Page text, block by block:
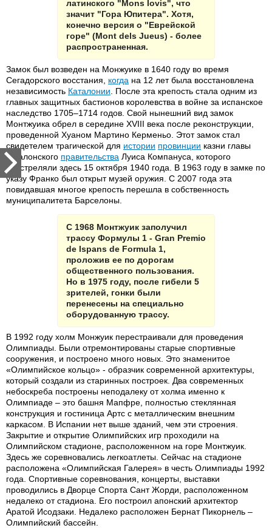
латинского "Mons Iovis", что
значит "Гора Юпитера". Хотя,
конечно версия о "Еврейской
горе" (Mont dels Jueus) - более
распространенная.
Замок был возведен на Монжуике в 1640 году во время
Сегадорского восстания, когда на 12 лет была восстановлена
независимость Каталонии . После эта крепость стала одним из
главных защитных бастионов королевства в войне за испанское
наследство 1705–1714 годов. Свой нынешний вид замок
Монтжуика обрел в середине XVIII века после реконструкции,
проведенной Хуаном Мартино Керменьо. Этот замок стал
свидетелем трагической для истории провинции казни главы
каталонского правительства Луиса Компануса, которого
расстреляли здесь 15 октября 1940 года. В 1963 году в замке по
указу Франко был открыт музей оружия. С 2007 года эта
повидавшая многое крепость перешла в собственность
муниципалитета Барселоны.
С 1968 Монтжуик заполучил
трассу Формулы 1 - Gran Premio
de Ispans de Formula 1,
проложив ее по дорогам
общественного пользования.
Но в 1975 году, после гибели 5
зрителей, гонки были
перенесены на специально
оборудованную трассу.
В 1992 году холм Монжуик перестраивали для проведения
Олимпиады. Были отремонтированы старые спортивные
сооружения, и построено много новых. Это знаменитое
«Олимпийское кольцо» - образчик современной архитектуры,
который создали из старинных построек. Два современных
небоскреба построены неподалеку от холма именно к
Олимпиаде – это башня Мапфре, полностью стеклянная
конструкция и гостиница Артс с металлическим внешним
каркасом. В Испании нет выше зданий, чем эти строения.
Закрытие и открытие Олимпийских игр проходили на
Олимпийском стадионе, расположенном на горе Монтжуик.
Здесь же соревновались легкоатлеты. Сейчас на стадионе
расположена «Олимпийская Галерея» в честь Олимпиады 1992
года. Спортивные соревнования, концерты, выставки
проводились в Дворце Спорта Сант Жорди, расположенном
недалеко от стадиона. Его построил апонский архитектор
Аратой Исодзаки. Недалеко расположен Бернат Пикорнель –
Олимпийский бассейн.